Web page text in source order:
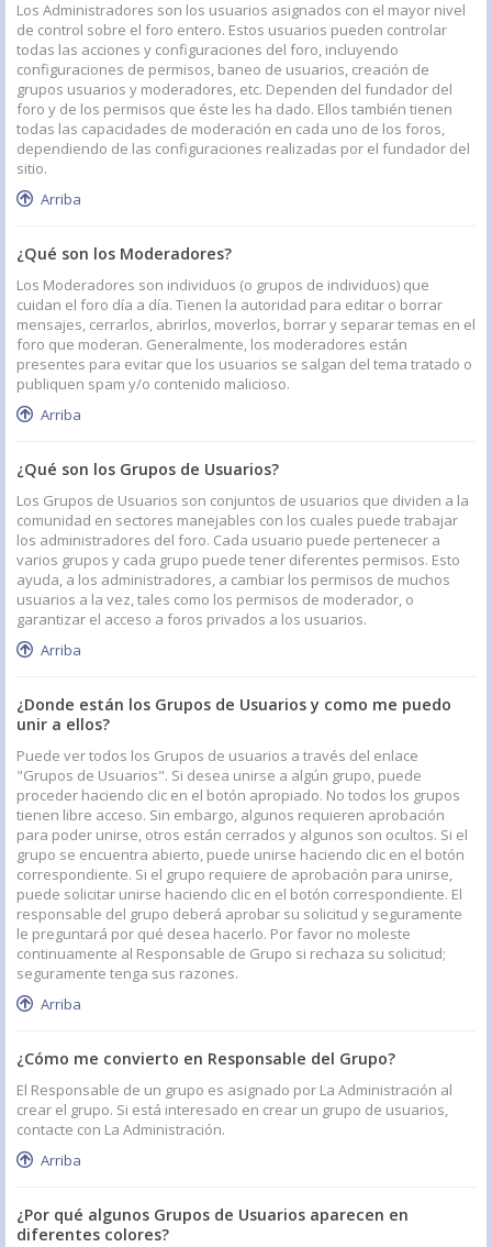
Los Administradores son los usuarios asignados con el mayor nivel
de control sobre el foro entero. Estos usuarios pueden controlar
todas las acciones y configuraciones del foro, incluyendo
configuraciones de permisos, baneo de usuarios, creación de
grupos usuarios y moderadores, etc. Dependen del fundador del
foro y de los permisos que éste les ha dado. Ellos también tienen
todas las capacidades de moderación en cada uno de los foros,
dependiendo de las configuraciones realizadas por el fundador del
sitio.
Arriba
¿Qué son los Moderadores?
Los Moderadores son individuos (o grupos de individuos) que
cuidan el foro día a día. Tienen la autoridad para editar o borrar
mensajes, cerrarlos, abrirlos, moverlos, borrar y separar temas en el
foro que moderan. Generalmente, los moderadores están
presentes para evitar que los usuarios se salgan del tema tratado o
publiquen spam y/o contenido malicioso.
Arriba
¿Qué son los Grupos de Usuarios?
Los Grupos de Usuarios son conjuntos de usuarios que dividen a la
comunidad en sectores manejables con los cuales puede trabajar
los administradores del foro. Cada usuario puede pertenecer a
varios grupos y cada grupo puede tener diferentes permisos. Esto
ayuda, a los administradores, a cambiar los permisos de muchos
usuarios a la vez, tales como los permisos de moderador, o
garantizar el acceso a foros privados a los usuarios.
Arriba
¿Donde están los Grupos de Usuarios y como me puedo
unir a ellos?
Puede ver todos los Grupos de usuarios a través del enlace
"Grupos de Usuarios". Si desea unirse a algún grupo, puede
proceder haciendo clic en el botón apropiado. No todos los grupos
tienen libre acceso. Sin embargo, algunos requieren aprobación
para poder unirse, otros están cerrados y algunos son ocultos. Si el
grupo se encuentra abierto, puede unirse haciendo clic en el botón
correspondiente. Si el grupo requiere de aprobación para unirse,
puede solicitar unirse haciendo clic en el botón correspondiente. El
responsable del grupo deberá aprobar su solicitud y seguramente
le preguntará por qué desea hacerlo. Por favor no moleste
continuamente al Responsable de Grupo si rechaza su solicitud;
seguramente tenga sus razones.
Arriba
¿Cómo me convierto en Responsable del Grupo?
El Responsable de un grupo es asignado por La Administración al
crear el grupo. Si está interesado en crear un grupo de usuarios,
contacte con La Administración.
Arriba
¿Por qué algunos Grupos de Usuarios aparecen en
diferentes colores?